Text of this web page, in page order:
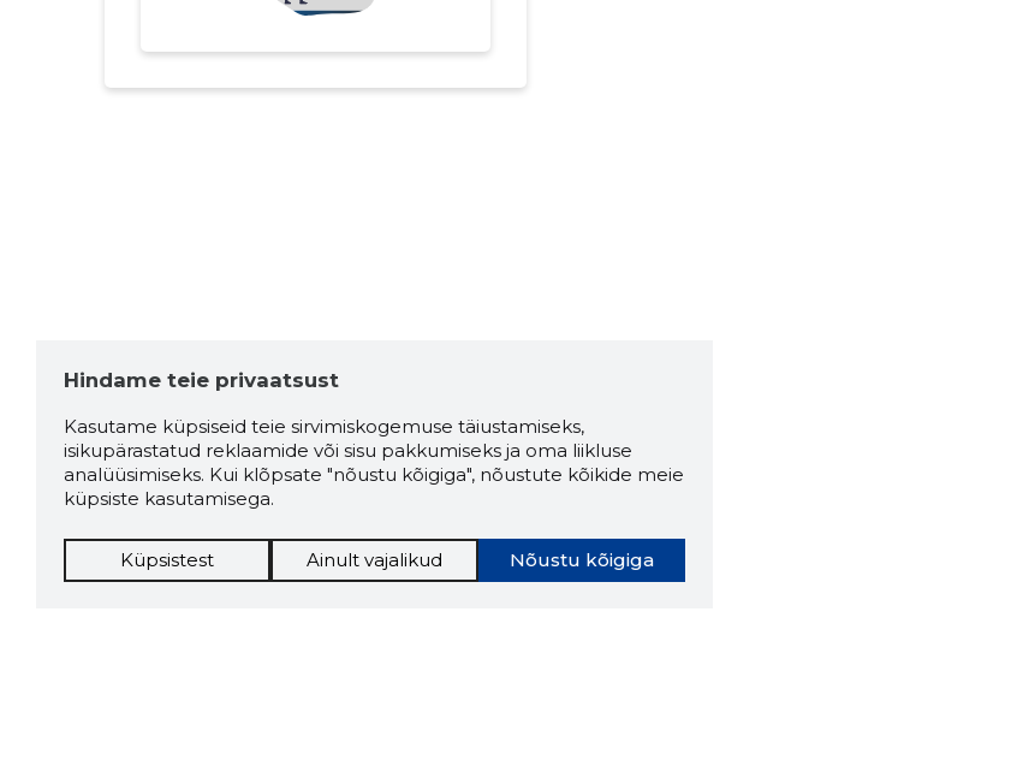
Hindame teie privaatsust
Kasutame küpsiseid teie sirvimiskogemuse täiustamiseks,
isikupärastatud reklaamide või sisu pakkumiseks ja oma liikluse
analüüsimiseks. Kui klõpsate "nõustu kõigiga", nõustute kõikide meie
küpsiste kasutamisega.
Nõustu kõigiga
Küpsistest Ainult vajalikud